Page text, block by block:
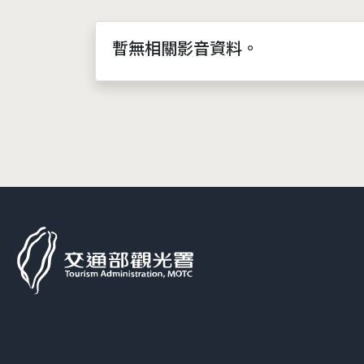
暫無相關影音資料。